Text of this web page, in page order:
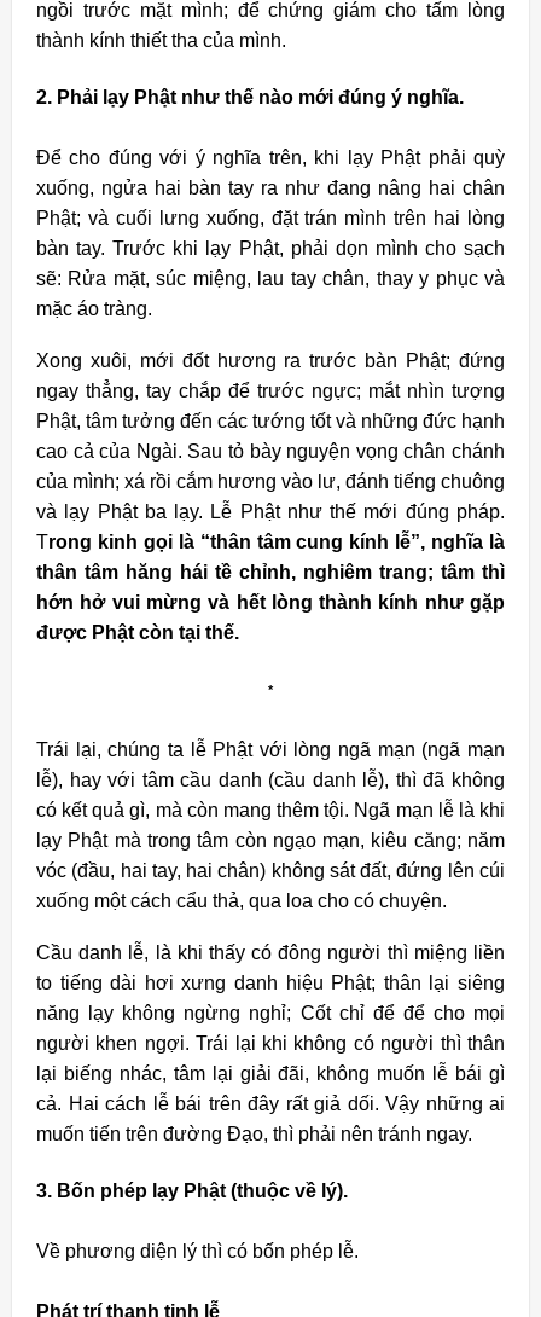
ngồi trước mặt mình; để chứng giám cho tấm lòng
thành kính thiết tha của mình.
2. Phải lạy Phật như thế nào mới đúng ý nghĩa.
Ðể cho đúng với ý nghĩa trên, khi lạy Phật phải quỳ
xuống, ngửa hai bàn tay ra như đang nâng hai chân
Phật; và cuối lưng xuống, đặt trán mình trên hai lòng
bàn tay. Trước khi lạy Phật, phải dọn mình cho sạch
sẽ: Rửa mặt, súc miệng, lau tay chân, thay y phục và
mặc áo tràng.
Xong xuôi, mới đốt hương ra trước bàn Phật; đứng
ngay thẳng, tay chắp để trước ngực; mắt nhìn tượng
Phật, tâm tưởng đến các tướng tốt và những đức hạnh
cao cả của Ngài. Sau tỏ bày nguyện vọng chân chánh
của mình; xá rồi cắm hương vào lư, đánh tiếng chuông
và lạy Phật ba lạy. Lễ Phật như thế mới đúng pháp.
Trong kinh gọi là “thân tâm cung kính lễ”, nghĩa là
thân tâm hăng hái tề chỉnh, nghiêm trang; tâm thì
hớn hở vui mừng và hết lòng thành kính như gặp
được Phật còn tại thế.
*
Trái lại, chúng ta lễ Phật với lòng ngã mạn (ngã mạn
lễ), hay với tâm cầu danh (cầu danh lễ), thì đã không
có kết quả gì, mà còn mang thêm tội. Ngã mạn lễ là khi
lạy Phật mà trong tâm còn ngạo mạn, kiêu căng; năm
vóc (đầu, hai tay, hai chân) không sát đất, đứng lên cúi
xuống một cách cẩu thả, qua loa cho có chuyện.
Cầu danh lễ, là khi thấy có đông người thì miệng liền
to tiếng dài hơi xưng danh hiệu Phật; thân lại siêng
năng lạy không ngừng nghỉ; Cốt chỉ để để cho mọi
người khen ngợi. Trái lại khi không có người thì thân
lại biếng nhác, tâm lại giải đãi, không muốn lễ bái gì
cả. Hai cách lễ bái trên đây rất giả dối. Vậy những ai
muốn tiến trên đường Ðạo, thì phải nên tránh ngay.
3. Bốn phép lạy Phật (thuộc về lý).
Về phương diện lý thì có bốn phép lễ.
Phát trí thanh tịnh lễ